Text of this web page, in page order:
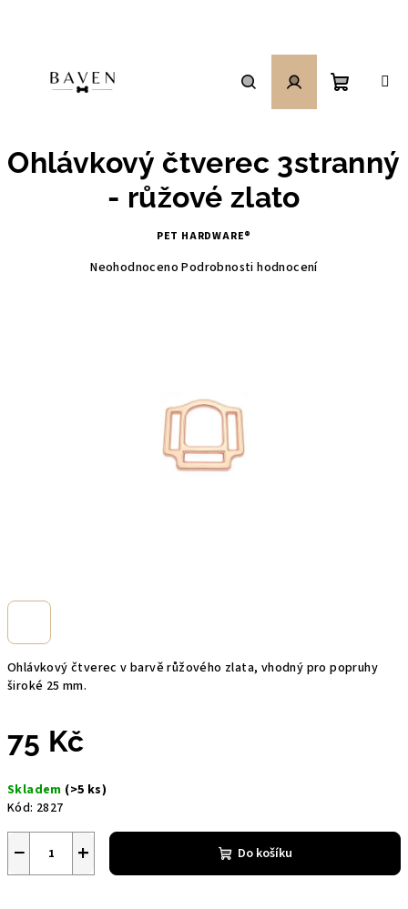
HledatPřihlášení
košík
Ohlávkový čtverec v barvě růžového zlata, vhodný pro popruhy
široké 25 mm.
75 Kč
cena:
Skladem (>5 ks)
Kód: 2827
+
− Do košíku
Ohlávkový čtverec 3stranný
- růžové zlato
PET HARDWARE®
Průměrné
Neohodnoceno Podrobnosti hodnocení